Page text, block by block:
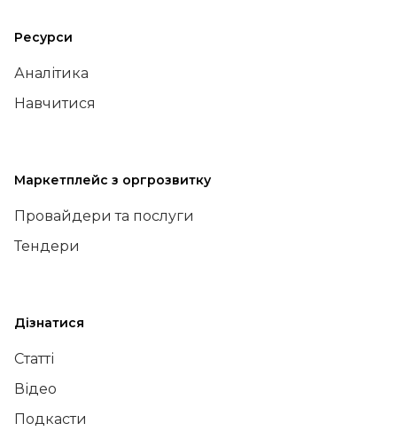
Ресурси
Аналітика
Навчитися
Маркетплейс з оргрозвитку
Провайдери та послуги
Тендери
Дізнатися
Статті
Відео
Подкасти